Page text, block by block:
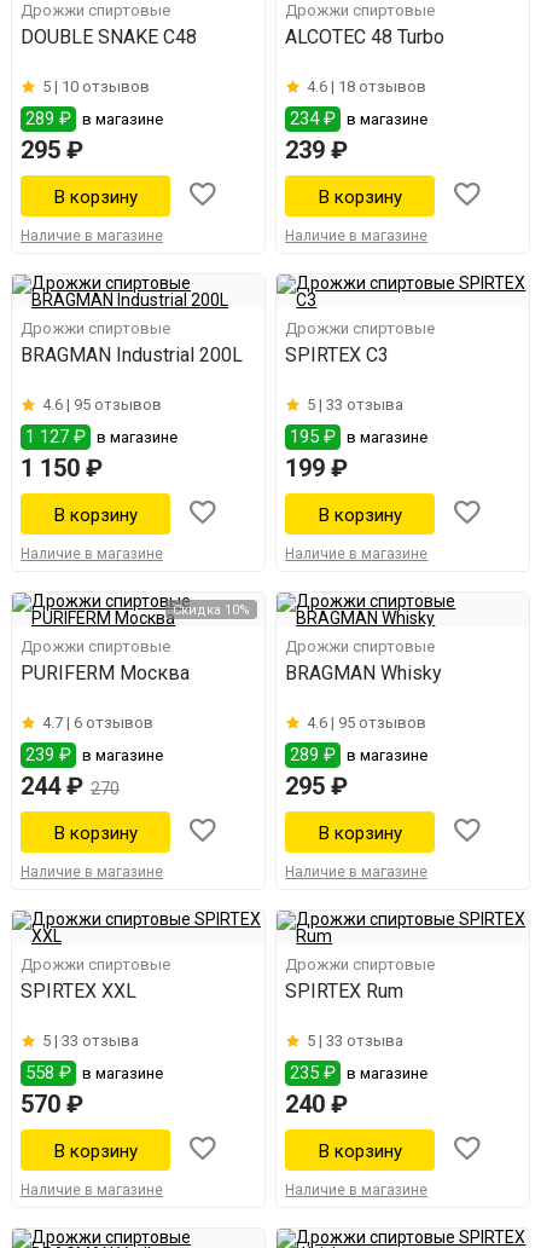
Дрожжи спиртовые
DOUBLE SNAKE C48
5 | 10 отзывов
289 ₽ в магазине
295 ₽
Наличие в магазине
Дрожжи спиртовые
ALCOTEC 48 Turbo
4.6 | 18 отзывов
234 ₽ в магазине
239 ₽
Наличие в магазине
Дрожжи спиртовые
BRAGMAN Industrial 200L
4.6 | 95 отзывов
1 127 ₽ в магазине
1 150 ₽
Наличие в магазине
Дрожжи спиртовые
SPIRTEX С3
5 |33 отзыва
195 ₽ в магазине
199 ₽
Наличие в магазине
Скидка 10%
Дрожжи спиртовые
PURIFERM Москва
4.7 | 6 отзывов
239 ₽ в магазине
244 ₽ 270
Наличие в магазине
Дрожжи спиртовые
BRAGMAN Whisky
4.6 | 95 отзывов
289 ₽ в магазине
295 ₽
Наличие в магазине
Дрожжи спиртовые
SPIRTEX XXL
5 | 33 отзыва
558 ₽ в магазине
570 ₽
Наличие в магазине
Дрожжи спиртовые
SPIRTEX Rum
5 |33 отзыва
235 ₽ в магазине
240 ₽
Наличие в магазине